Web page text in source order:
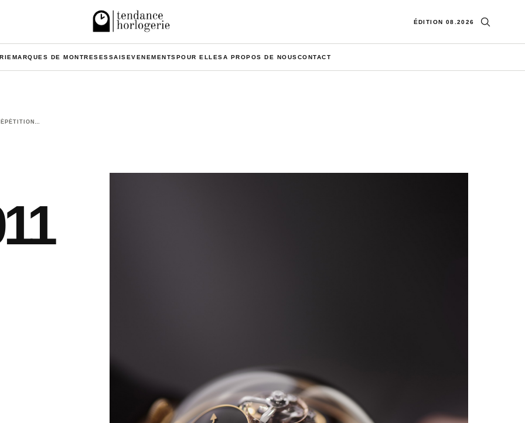
ÉDITION 08.2026 Ouvrir la
MARQUES DE MONTRESESSAISEVENEMENTSPOUR ELLESA PROPOS DE NOUSCONTACT